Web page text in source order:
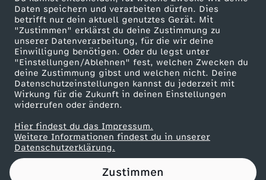
Daten speichern und verarbeiten dürfen. Dies
betrifft nur dein aktuell genutztes Gerät. Mit
"Zustimmen" erklärst du deine Zustimmung zu
unserer Datenverarbeitung, für die wir deine
Einwilligung benötigen. Oder du legst unter
"Einstellungen/Ablehnen" fest, welchen Zwecken du
deine Zustimmung gibst und welchen nicht. Deine
Datenschutzeinstellungen kannst du jederzeit mit
Wirkung für die Zukunft in deinen Einstellungen
widerrufen oder ändern.
Hier findest du das Impressum.
Weitere Informationen findest du in unserer
Datenschutzerklärung.
Zustimmen
u
t
h
e
r
K
ZDF goes Schule
Werbefernsehen
Mainzelmännchen
Partner